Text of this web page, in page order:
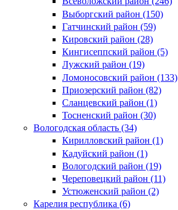
Выборгский район (150)
Гатчинский район (59)
Кировский район (28)
Кингисеппский район (5)
Лужский район (19)
Ломоносовский район (133)
Приозерский район (82)
Сланцевский район (1)
Тосненский район (30)
Вологодская область (34)
Кирилловский район (1)
Кадуйский район (1)
Вологодский район (19)
Череповецкий район (11)
Устюженский район (2)
Карелия республика (6)